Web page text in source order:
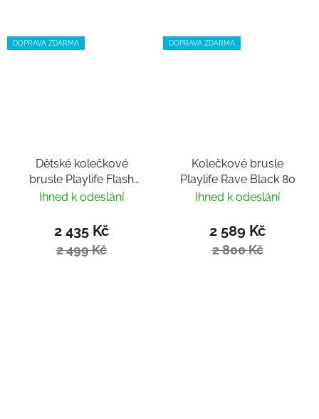
DOPRAVA ZDARMA
Dětské kolečkové
brusle Playlife Flash
Pink nastavitelné
Ihned k odeslání
2 435 Kč
2 499 Kč
DOPRAVA ZDARMA
Kolečkové brusle
Playlife Rave Black 80
Ihned k odeslání
2 589 Kč
2 800 Kč